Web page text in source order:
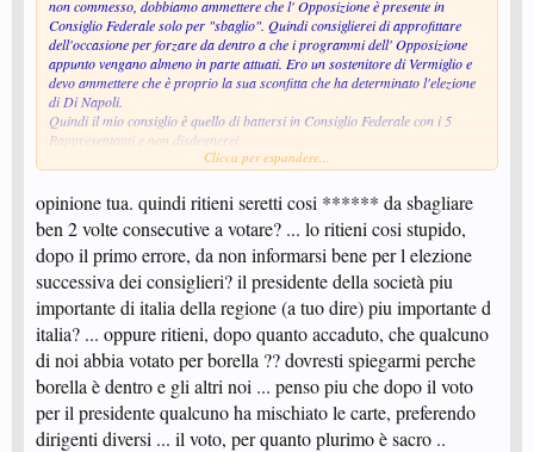
non commesso, dobbiamo ammettere che l' Opposizione è presente in
Consiglio Federale solo per "sbaglio". Quindi consiglierei di approfittare
dell'occasione per forzare da dentro a che i programmi dell' Opposizione
appunto vengano almeno in parte attuati. Ero un sostenitore di Vermiglio e
devo ammettere che è proprio la sua sconfitta che ha determinato l'elezione
di Di Napoli.
Quindi il mio consiglio è quello di battersi in Consiglio Federale con i 5
Rappresentanti e non disdegnerei
interesse per i Consigli Regionali non ancora rinnovati e che sono, se non
italiano FITeT.
In Lombardia all'Assemblea "stoppata" c'erano Candidati trasversali e
quindi approfondirei per cercare di eleggere un "forte rappresentante dell'
Opposizione".
Clicca per espandere...
opinione tua. quindi ritieni seretti cosi ****** da sbagliare
ben 2 volte consecutive a votare? ... lo ritieni cosi stupido,
dopo il primo errore, da non informarsi bene per l elezione
successiva dei consiglieri? il presidente della società piu
importante di italia della regione (a tuo dire) piu importante d
italia? ... oppure ritieni, dopo quanto accaduto, che qualcuno
di noi abbia votato per borella ?? dovresti spiegarmi perche
borella è dentro e gli altri noi ... penso piu che dopo il voto
per il presidente qualcuno ha mischiato le carte, preferendo
dirigenti diversi ... il voto, per quanto plurimo è sacro ..